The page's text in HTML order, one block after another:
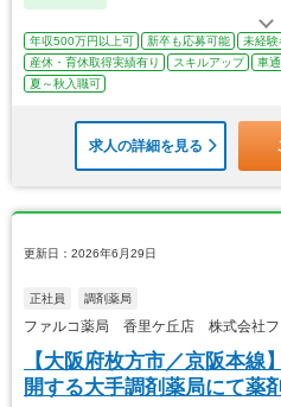
年収500万円以上可 新卒も応募可能 未経験
産休・育休取得実績有り
スキルアップ 車
夏～秋入職可
求人の詳細を見る
更新日：2026年6月29日
正社員 調剤薬局
ファルコ薬局 香里ケ丘店 株式会社フ
【大阪府枚方市／京阪本
開する大手調剤薬局にて薬